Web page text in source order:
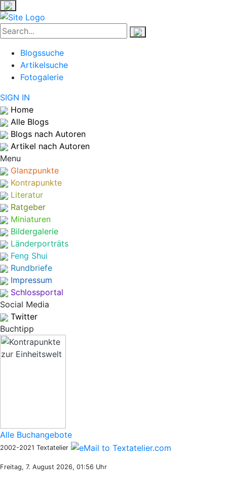
Blogssuche
Artikelsuche
Fotogalerie
SIGN IN
Home
Alle Blogs
Blogs nach Autoren
Artikel nach Autoren
Menu
Glanzpunkte
Kontrapunkte
Literatur
Ratgeber
Miniaturen
Bildergalerie
Länderporträts
Feng Shui
Rundbriefe
Impressum
Schlossportal
Social Media
Twitter
Buchtipp
Alle Buchangebote
2002-2021 Textatelier
Freitag, 7. August 2026, 01:56 Uhr